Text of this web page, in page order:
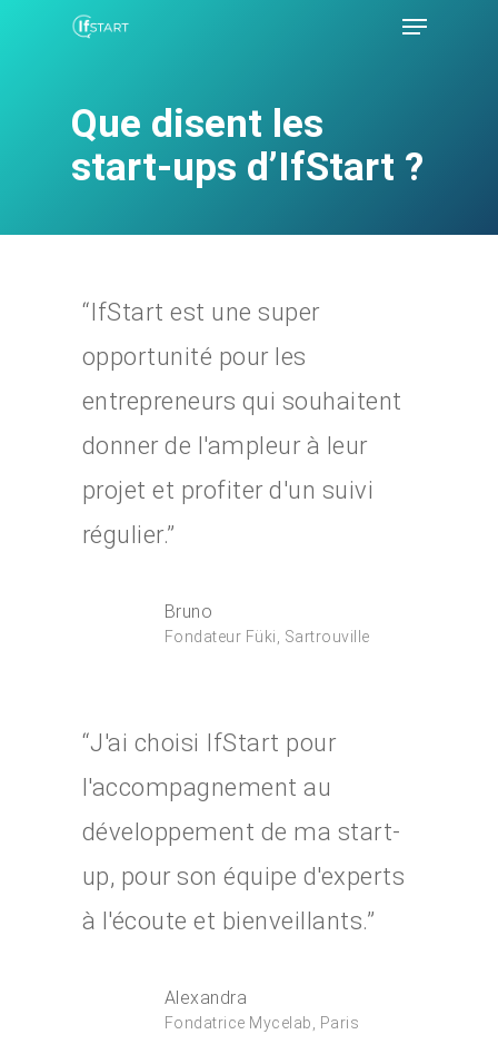
Hit enter to search or ESC to close
Que disent les
start-ups d’IfStart ?
“IfStart est une super
opportunité pour les
entrepreneurs qui souhaitent
donner de l'ampleur à leur
projet et profiter d'un suivi
régulier.”
Bruno
Fondateur Füki, Sartrouville
“J'ai choisi IfStart pour
l'accompagnement au
développement de ma start-
up, pour son équipe d'experts
à l'écoute et bienveillants.”
Alexandra
Fondatrice Mycelab, Paris